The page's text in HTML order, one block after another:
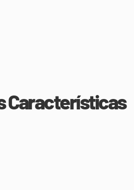
Características